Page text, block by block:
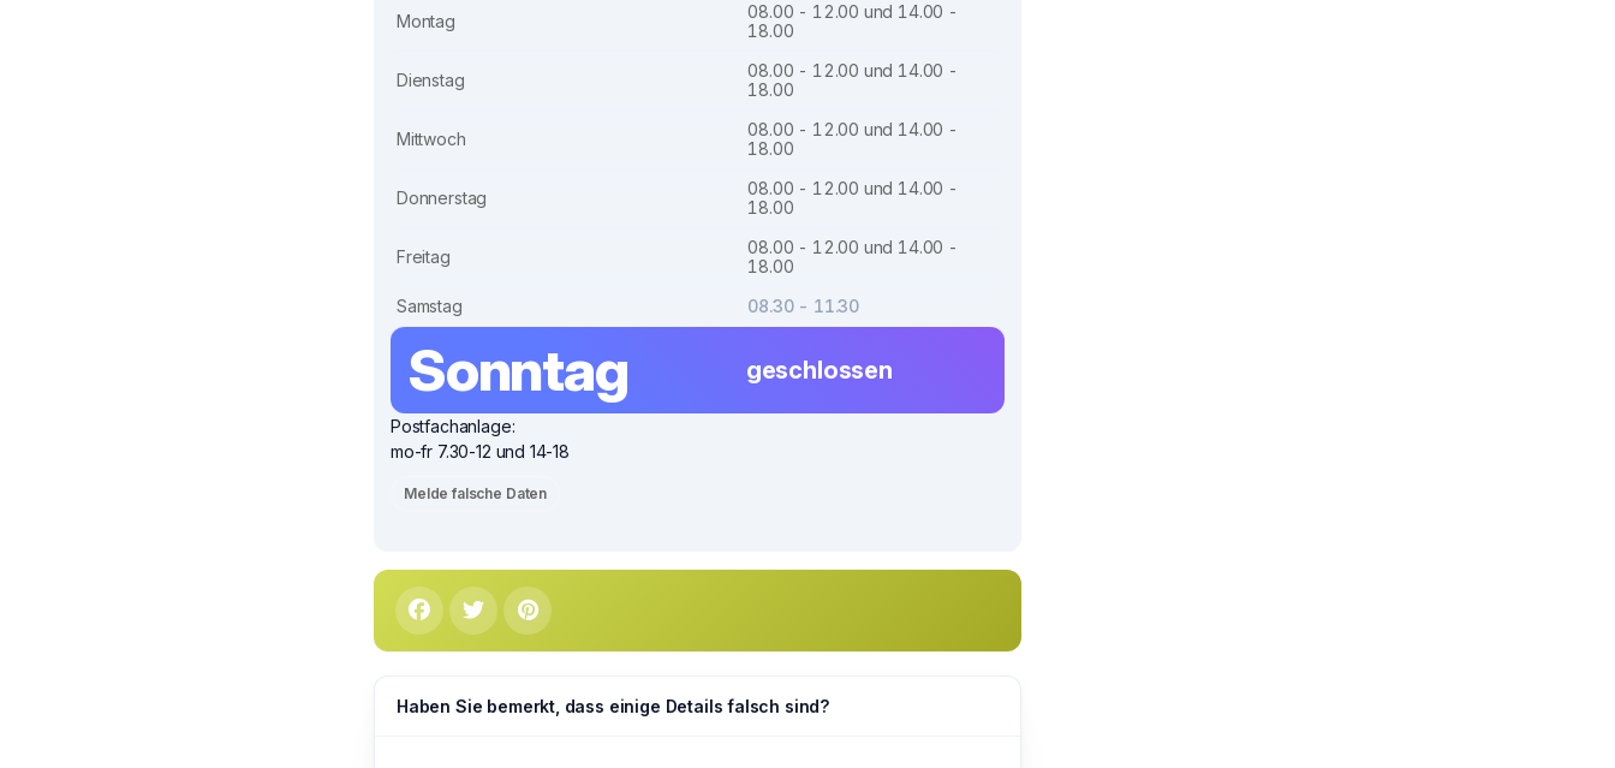
Montag
08.00 - 12.00 und 14.00 -
18.00
Dienstag
08.00 - 12.00 und 14.00 -
18.00
Mittwoch
08.00 - 12.00 und 14.00 -
18.00
Donnerstag
08.00 - 12.00 und 14.00 -
18.00
Freitag
08.00 - 12.00 und 14.00 -
18.00
Samstag
08.30 - 11.30
Sonntag geschlossen
Postfachanlage:
mo-fr 7.30-12 und 14-18
Melde falsche Daten
Haben Sie bemerkt, dass einige Details falsch sind?